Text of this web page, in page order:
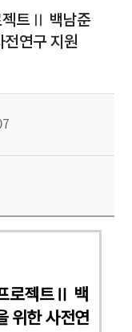
젝트Ⅱ 백남준
전연구 지원
로젝트Ⅱ 백
위한 사전연